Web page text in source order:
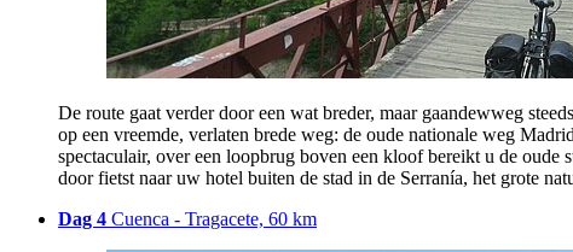
De route gaat verder door een wat breder, maar gaandewweg
op een vreemde, verlaten brede weg: de oude nationale weg
spectaculair, over een loopbrug boven een kloof bereikt u de oude
door fietst naar uw hotel buiten de stad in de Serranía, het grote
Dag 4 Cuenca - Tragacete, 60 km